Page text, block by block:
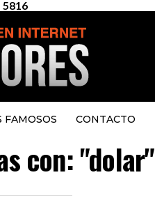
5816
FAMOSOS CONTACTO
con: "dolar"